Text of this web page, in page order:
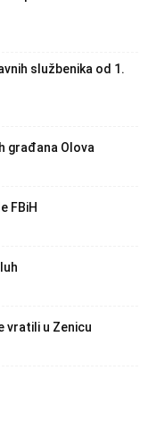
službenika od 1.
građana Olova
FBiH
vratili u Zenicu